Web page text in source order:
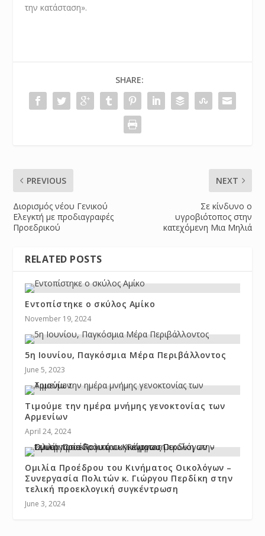
την κατάσταση».
SHARE:
PREVIOUS
Διορισμός νέου Γενικού
Ελεγκτή με προδιαγραφές
Προεδρικού
NEXT
Σε κίνδυνο ο
υγροβιότοπος στην
κατεχόμενη Μια Μηλιά
RELATED POSTS
Εντοπίστηκε ο σκύλος Αμίκο
November 19, 2024
5η Ιουνίου, Παγκόσμια Μέρα Περιβάλλοντος
June 5, 2023
Τιμούμε την ημέρα μνήμης γενοκτονίας των
Αρμενίων
April 24, 2024
Ομιλία Προέδρου του Κινήματος Οικολόγων –
Συνεργασία Πολιτών κ. Γιώργου Περδίκη στην
τελική προεκλογική συγκέντρωση
June 3, 2024